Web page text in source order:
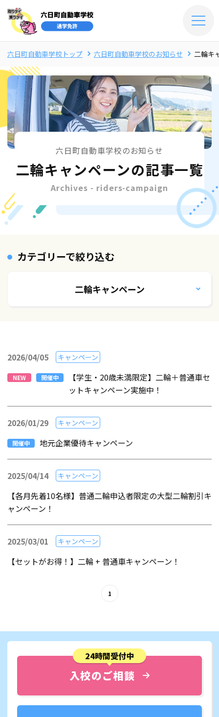
六日町自動車学校のお知らせ
二輪キャンペーンの記事一覧
Archives - riders-campaign
六日町自動車学校トップ 六日町自動車学校のお知らせ 二輪キ
カテゴリーで絞り込む
二輪キャンペーン
2026/04/05 キャンペーン
NEW 開催中
【学生・20歳未満限定】二輪＋普通車セ
ットキャンペーン実施中！
2026/01/29 キャンペーン
開催中 地元企業優待キャンペーン
2025/04/14 キャンペーン
【各月先着10名様】普通二輪申込者限定の大型二輪割引キ
ャンペーン！
2025/03/01 キャンペーン
【セットがお得！】二輪 + 普通車キャンペーン！
1
24時間受付中
入校のご相談